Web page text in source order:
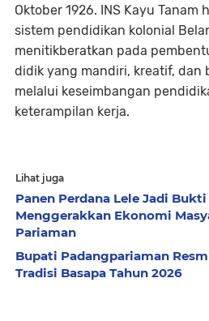
Oktober 1926. INS Kayu
sistem pendidikan kolonial
menitikberatkan pada
didik yang mandiri, kreatif, dan
melalui keseimbangan
keterampilan kerja.
Lihat juga
Panen Perdana Lele Jadi
Menggerakkan Ekonomi
Pariaman
Bupati Padangpariaman
Tradisi Basapa Tahun 2026